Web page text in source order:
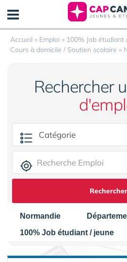
Accueil » Emploi » 100% Job étudiant
Cours à domicile / Soutien scolaire »
Rechercher
Rechercher
Normandie
100% Job étudiant / jeune
Panneau de gestion des cookies